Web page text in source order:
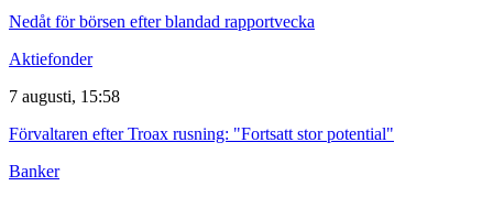
Nedåt för börsen efter blandad rapportvecka
Aktiefonder
7 augusti, 15:58
Förvaltaren efter Troax rusning: "Fortsatt stor potential"
Banker